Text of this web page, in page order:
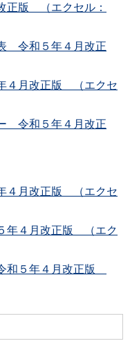
正版 （エクセル：
令和５年４月改正
４月改正版 （エクセ
令和５年４月改正
４月改正版 （エクセ
年４月改正版 （エク
和５年４月改正版